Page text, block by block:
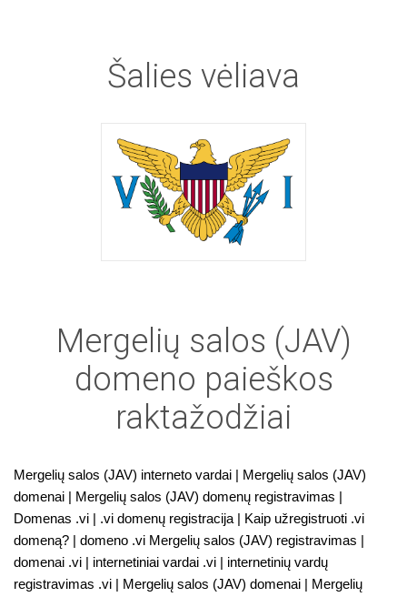
Šalies vėliava
Mergelių salos (JAV)
domeno paieškos
raktažodžiai
Mergelių salos (JAV) interneto vardai | Mergelių salos (JAV)
domenai | Mergelių salos (JAV) domenų registravimas |
Domenas .vi | .vi domenų registracija | Kaip užregistruoti .vi
domeną? | domeno .vi Mergelių salos (JAV) registravimas |
domenai .vi | internetiniai vardai .vi | internetinių vardų
registravimas .vi | Mergelių salos (JAV) domenai | Mergelių